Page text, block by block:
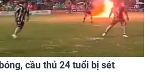
cầu thủ 24 tuổi bị sét